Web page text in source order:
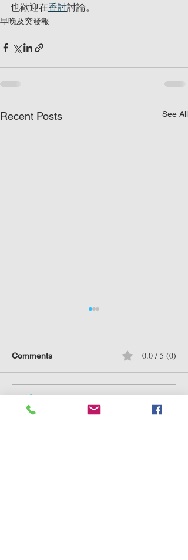
也歡迎在香討討論。
早晚及突發報
Recent Posts See All
241229 特朗普2.0 + 馬斯
克 = 美股會遭 核爆？
Comments 0.0 / 5 (0)